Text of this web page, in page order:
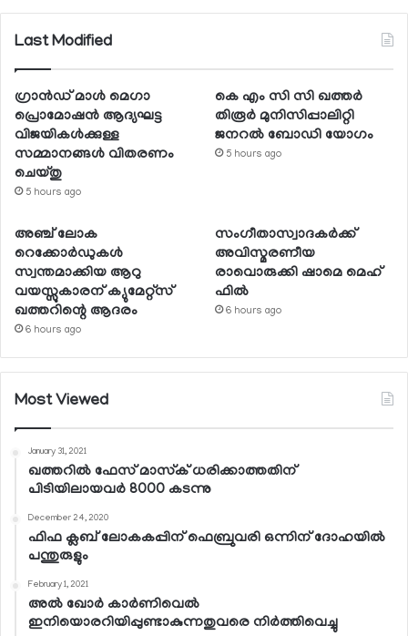
Last Modified
ഗ്രാന്‍ഡ് മാള്‍ മെഗാ
പ്രൊമോഷന്‍ ആദ്യഘട്ട
വിജയികള്‍ക്കുള്ള
സമ്മാനങ്ങള്‍ വിതരണം
ചെയ്തു
5 hours ago
കെ എം സി സി ഖത്തര്‍
തിരൂര്‍ മുനിസിപ്പാലിറ്റി
ജനറല്‍ ബോഡി യോഗം
5 hours ago
അഞ്ച് ലോക
റെക്കോര്‍ഡുകള്‍
സ്വന്തമാക്കിയ ആറു
വയസ്സുകാരന് ക്യുമേറ്റ്‌സ്
ഖത്തറിന്റെ ആദരം
6 hours ago
സംഗീതാസ്വാദകര്‍ക്ക്
അവിസ്മരണീയ
രാവൊരുക്കി ഷാമെ മെഹ്
ഫില്‍
6 hours ago
Most Viewed
January 31, 2021
ഖത്തറില്‍ ഫേസ് മാസ്‌ക് ധരിക്കാത്തതിന്
പിടിയിലായവര്‍ 8000 കടന്നു
December 24, 2020
ഫിഫ ക്ലബ് ലോകകപ്പിന് ഫെബ്രുവരി ഒന്നിന് ദോഹയില്‍
പന്തുരുളും
February 1, 2021
അല്‍ ഖോര്‍ കാര്‍ണിവെല്‍
ഇനിയൊരറിയിപ്പുണ്ടാകുന്നതുവരെ നിര്‍ത്തിവെച്ചു